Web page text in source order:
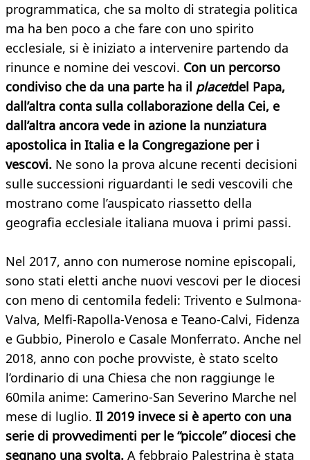
programmatica, che sa molto di strategia politica
ma ha ben poco a che fare con uno spirito
ecclesiale, si è iniziato a intervenire partendo da
rinunce e nomine dei vescovi. Con un percorso
condiviso che da una parte ha il placetdel Papa,
dall’altra conta sulla collaborazione della Cei, e
dall’altra ancora vede in azione la nunziatura
apostolica in Italia e la Congregazione per i
vescovi. Ne sono la prova alcune recenti decisioni
sulle successioni riguardanti le sedi vescovili che
mostrano come l’auspicato riassetto della
geografia ecclesiale italiana muova i primi passi.
Nel 2017, anno con numerose nomine episcopali,
sono stati eletti anche nuovi vescovi per le diocesi
con meno di centomila fedeli: Trivento e Sulmona-
Valva, Melfi-Rapolla-Venosa e Teano-Calvi, Fidenza
e Gubbio, Pinerolo e Casale Monferrato. Anche nel
2018, anno con poche provviste, è stato scelto
l’ordinario di una Chiesa che non raggiunge le
60mila anime: Camerino-San Severino Marche nel
mese di luglio. Il 2019 invece si è aperto con una
serie di provvedimenti per le “piccole” diocesi che
segnano una svolta. A febbraio Palestrina è stata